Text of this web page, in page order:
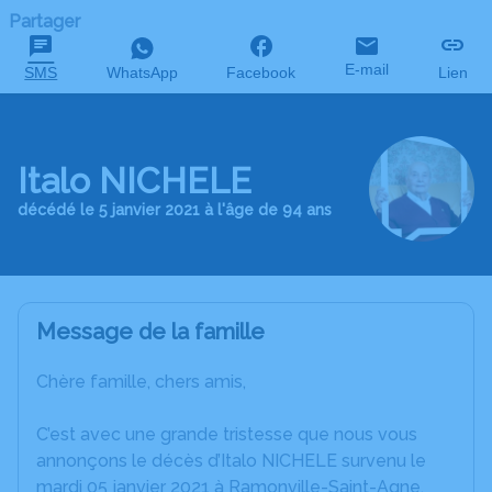
Partager
SMS WhatsApp Facebook E-mail Lien
Italo NICHELE
décédé le 5 janvier 2021 à l'âge de 94 ans
Message de la famille
Chère famille, chers amis,
C’est avec une grande tristesse que nous vous
annonçons le décès d’Italo NICHELE survenu le
mardi 05 janvier 2021 à Ramonville-Saint-Agne.